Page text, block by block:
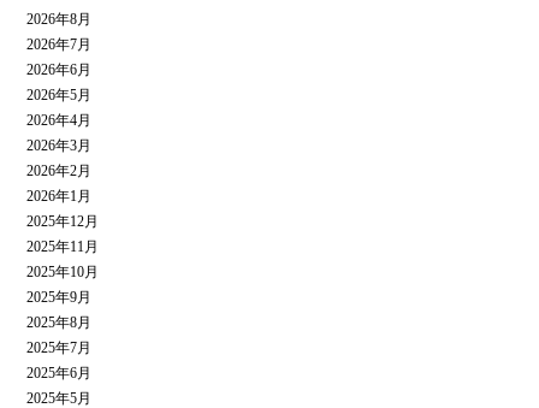
2026年8月
2026年7月
2026年6月
2026年5月
2026年4月
2026年3月
2026年2月
2026年1月
2025年12月
2025年11月
2025年10月
2025年9月
2025年8月
2025年7月
2025年6月
2025年5月